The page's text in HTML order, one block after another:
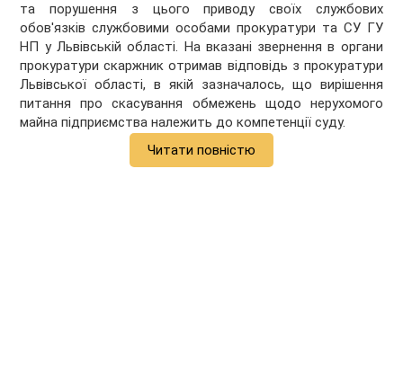
та порушення з цього приводу своїх службових
обов'язків службовими особами прокуратури та СУ ГУ
НП у Львівській області. На вказані звернення в органи
прокуратури скаржник отримав відповідь з прокуратури
Львівської області, в якій зазначалось, що вирішення
питання про скасування обмежень щодо нерухомого
майна підприємства належить до компетенції суду.
Читати повністю